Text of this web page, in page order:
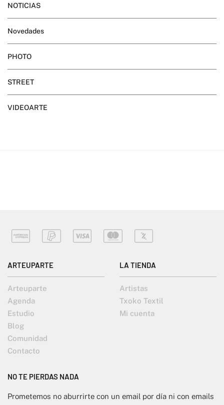
NOTICIAS
Novedades
PHOTO
STREET
VIDEOARTE
ARTEUPARTE
Arteuparte
Agenda
Estudio
Blog
Comunidad
Contacto
LA TIENDA
Artistas
Txoko Textil
Mi cuenta
NO TE PIERDAS NADA
Prometemos no aburrirte con un email por día ni con emails